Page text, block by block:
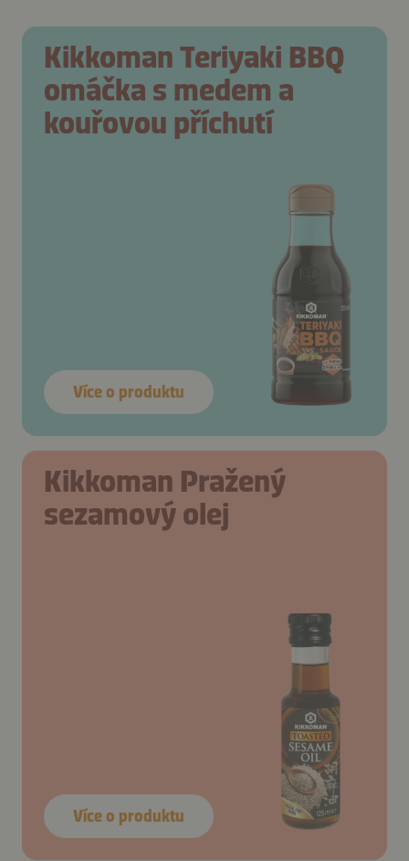
Kikkoman Teriyaki BBQ
omáčka s medem a
kouřovou příchutí
Více o produktu
Kikkoman Pražený
sezamový olej
Více o produktu